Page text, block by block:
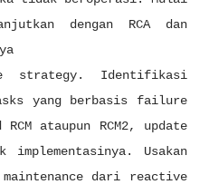
dengan RCA dan
strategy. Identifikasi
yang berbasis failure
ataupun RCM2, update
implementasinya. Usakan
dari reactive